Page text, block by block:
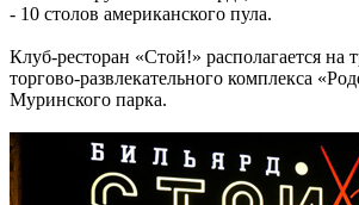
- 10 столов американского пула.
Клуб-ресторан «Стой!» располагается на
торгово-развлекательного комплекса
Муринского парка.